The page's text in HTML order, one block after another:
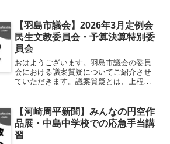
した。園児から高齢者まで幅広い世代が
参加し、地域のつな...
【羽島市議会】2026年3月定例会
民生文教委員会・予算決算特別委
員会
おはようございます。羽島市議会の委員
会における議案質疑についてご紹介させ
ていただきます。議案質疑とは、上程さ
案件についてはより深堀して質疑を行う
こととなります。質問の詳...
【河崎周平新聞】みんなの円空作
品展・中島中学校での応急手当講
習